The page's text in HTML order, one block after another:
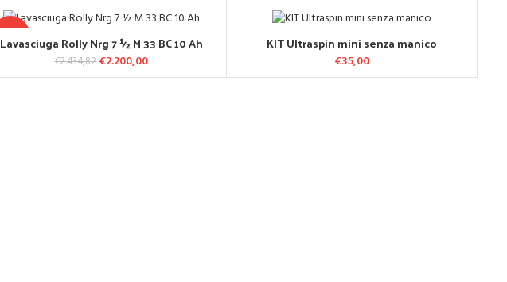
AGGIUNGI AL CARRELLO
Lavasciuga Rolly Nrg 7 ½ M 33 BC 10 Ah
€2.434,82 Il prezzo originale era:
€2.434,82.
€2.200,00
attuale è:
AGGIUNGI AL CARRELLO
KIT Ultraspin mini senza manico
€35,00